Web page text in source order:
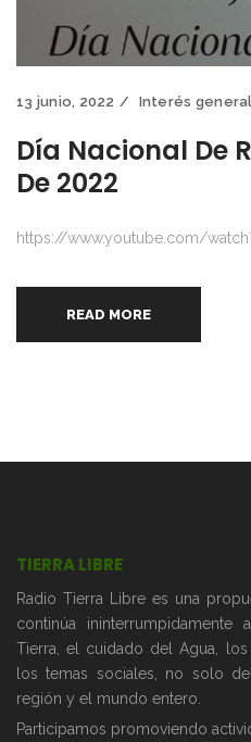
13 junio, 2022 Interés general
Día Nacional De
De 2022
https://www.youtube.com/
READ MORE
TIERRA LIBRE
Radio Tierra Libre es una
continúa
Tierra, el cuidado del Agua,
los temas sociales, no solo
región y el mundo entero.
Participamos promoviendo